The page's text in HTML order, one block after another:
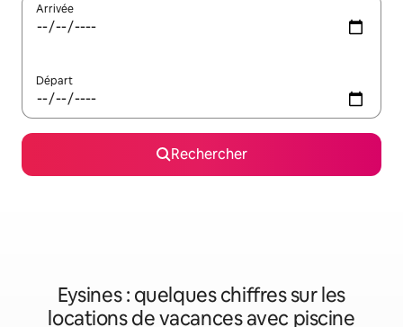
Arrivée
Départ
Rechercher
Eysines : quelques chiffres sur les
locations de vacances avec piscine